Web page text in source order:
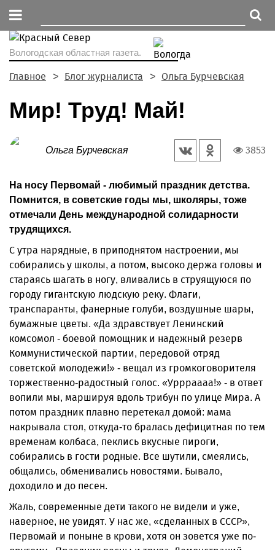
Вологодская областная газета.
Главное Блог журналиста Ольга Бурчевская
Мир! Труд! Май!
Ольга Бурчевская 3853
На носу Первомай - любимый праздник детства.
Помнится, в советские годы мы, школяры, тоже
отмечали День международной солидарности
трудящихся.
С утра нарядные, в приподнятом настроении, мы
собирались у школы, а потом, высоко держа головы и
стараясь шагать в ногу, вливались в струящуюся по
городу гигантскую людскую реку. Флаги,
транспаранты, фанерные голуби, воздушные шары,
бумажные цветы. «Да здравствует Ленинский
комсомол - боевой помощник и надежный резерв
Коммунистической партии, передовой отряд
советской молодежи!» - вещал из громкоговорителя
торжественно-радостный голос. «Уррраааа!» - в ответ
вопили мы, маршируя вдоль трибун по улице Мира. А
потом праздник плавно перетекал домой: мама
накрывала стол, откуда-то бралась дефицитная по тем
временам колбаса, пеклись вкусные пироги,
собирались в гости родные. Все шутили, смеялись,
общались, обменивались новостями. Бывало,
доходило и до песен.
Жаль, современные дети такого не видели и уже,
наверное, не увидят. У нас же, «сделанных в СССР»,
Первомай и поныне в крови, хотя он зовется уже по-